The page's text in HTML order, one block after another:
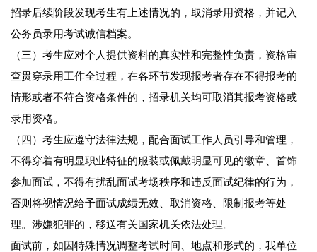
招录后续阶段发现考生有上述情况的，取消录用资格，并记入
公务员录用考试诚信档案。
（三）考生应对个人提供资料的真实性和完整性负责，资格审
查贯穿录用工作全过程，在各环节发现报考者存在不得报考的
情形或者不符合资格条件的，招录机关均可取消其报考资格或
录用资格。
（四）考生应遵守法律法规，配合面试工作人员引导和管理，
不得穿着有明显职业特征的服装或佩戴明显可见的徽章、首饰
参加面试，不得有扰乱面试考场秩序和违反面试纪律的行为，
否则将视情况给予面试成绩无效、取消资格、限制报考等处
理。涉嫌犯罪的，移送有关国家机关依法处理。
面试前，如因特殊情况调整考试时间、地点和形式的，我单位